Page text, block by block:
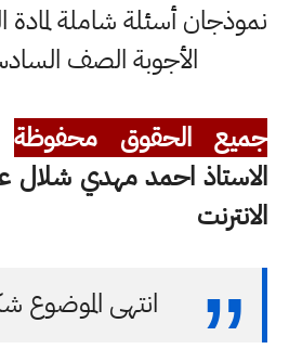
نموذجان أسئلة شاملة لمادة
الأجوبة الصف
جميع الحقوق محفوظة
الاستاذ احمد مهدي شلال
الانترنت
انتهى